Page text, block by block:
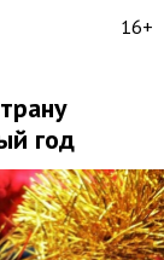
16+
год